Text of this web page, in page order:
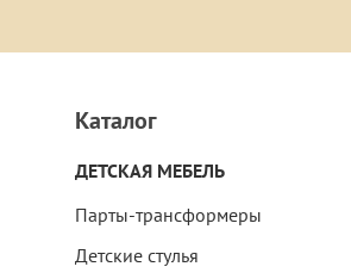
Каталог
ДЕТСКАЯ МЕБЕЛЬ
Парты-трансформеры
Детские стулья